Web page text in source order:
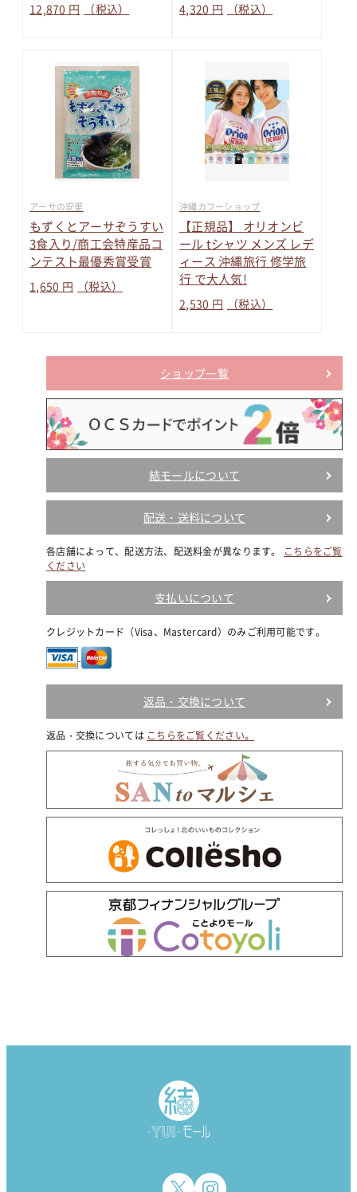
12,870 円 （税込） 4,320 円 （税込）
アーサの安里
もずくとアーサぞうすい
3食入り/商工会特産品コ
ンテスト最優秀賞受賞
1,650 円 （税込）
沖縄カフーショップ
【正規品】 オリオンビ
ール tシャツ メンズ レデ
ィース 沖縄旅行 修学旅
行 で大人気!
2,530 円 （税込）
ショップ一覧
結モールについて
配送・送料について
各店舗によって、配送方法、配送料金が異なります。
こちらをご覧
ください
支払いについて
クレジットカード（Visa、Mastercard）のみご利用可能です。
返品・交換について
返品・交換については こちらをご覧ください。